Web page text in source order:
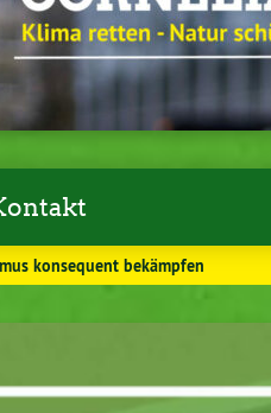
konsequent bekämpfen